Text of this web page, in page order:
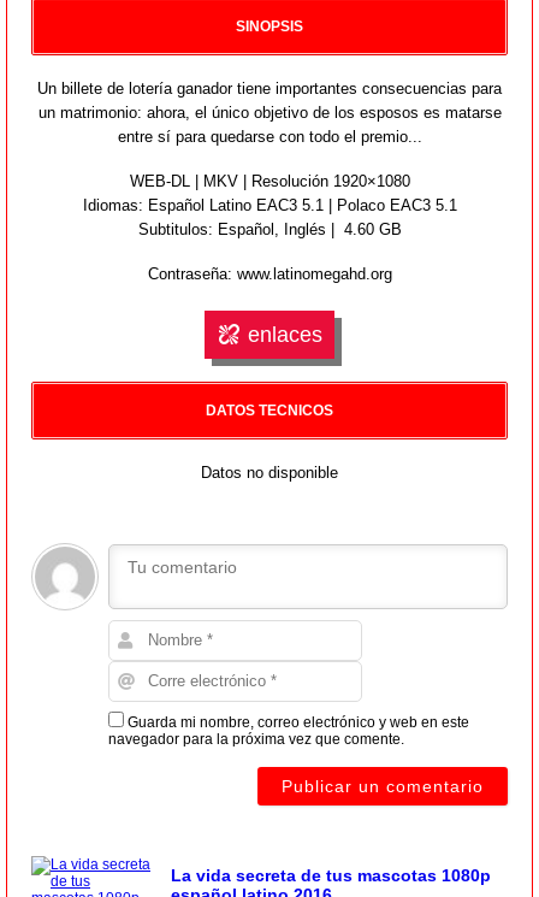
SINOPSIS
Un billete de lotería ganador tiene importantes consecuencias para
un matrimonio: ahora, el único objetivo de los esposos es matarse
entre sí para quedarse con todo el premio...
WEB-DL | MKV | Resolución 1920×1080
Idiomas: Español Latino EAC3 5.1 | Polaco EAC3 5.1
Subtitulos: Español, Inglés | 4.60 GB
Contraseña: www.latinomegahd.org
enlaces
DATOS TECNICOS
Datos no disponible
Guarda mi nombre, correo electrónico y web en este
navegador para la próxima vez que comente.
La vida secreta de tus mascotas 1080p